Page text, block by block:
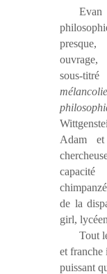
ouvrage,
sous-
Adam
de la
girl,
Tout
et franche
puissant